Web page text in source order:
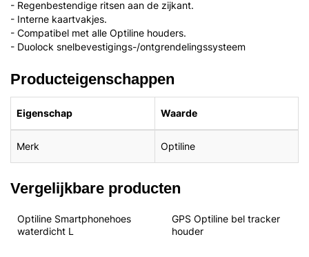
- Regenbestendige ritsen aan de zijkant.
- Interne kaartvakjes.
- Compatibel met alle Optiline houders.
- Duolock snelbevestigings-/ontgrendelingssysteem
Producteigenschappen
Eigenschap Waarde
Merk Optiline
Vergelijkbare producten
Optiline Smartphonehoes
waterdicht L
GPS Optiline bel tracker
houder